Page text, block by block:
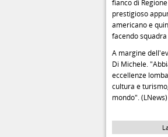
fianco di
prestigioso
americano e
facendo
A margine
Di Michele.
eccellenze
cultura e
mondo". (LNews)